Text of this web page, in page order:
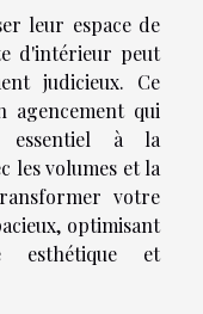
leur espace de
d'intérieur peut
judicieux. Ce
agencement qui
essentiel à la
les volumes et la
votre
optimisant
esthétique et